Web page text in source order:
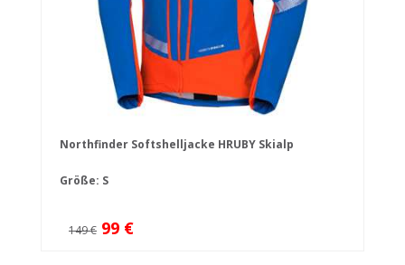
Northfinder Softshelljacke HRUBY Skialp
Größe: S
149 € 99 €